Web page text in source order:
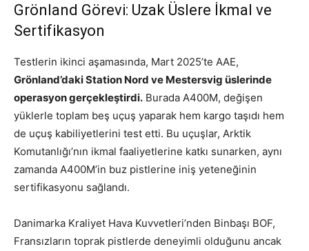
Grönland Görevi: Uzak Üslere İkmal ve
Sertifikasyon
Testlerin ikinci aşamasında, Mart 2025’te AAE,
Grönland’daki Station Nord ve Mestersvig üslerinde
operasyon gerçekleştirdi. Burada A400M, değişen
yüklerle toplam beş uçuş yaparak hem kargo taşıdı hem
de uçuş kabiliyetlerini test etti. Bu uçuşlar, Arktik
Komutanlığı’nın ikmal faaliyetlerine katkı sunarken, aynı
zamanda A400M’in buz pistlerine iniş yeteneğinin
sertifikasyonu sağlandı.
Danimarka Kraliyet Hava Kuvvetleri’nden Binbaşı BOF,
Fransızların toprak pistlerde deneyimli olduğunu ancak